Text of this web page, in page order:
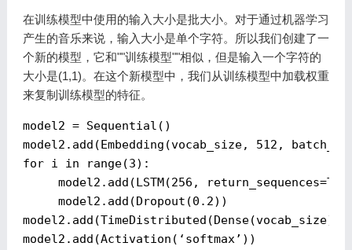
在训练模型中使用的输入大小是批大小。对于通过机器学习
产生的音乐来说，输入大小是单个字符。所以我们创建了一
个新的模型，它和""训练模型""相似，但是输入一个字符的
大小是(1,1)。在这个新模型中，我们从训练模型中加载权重
来复制训练模型的特征。
model2 = Sequential()
model2.add(Embedding(vocab_size,
512,
for i in range(3):
model2.add(LSTM(256,
model2.add(Dropout(0.2))
model2.add(TimeDistributed(Dense(vocab_size)))
model2.add(Activation(‘softmax’))